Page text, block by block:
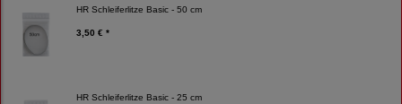
HR Schleiferlitze Basic - 50 cm
3,50 € *
HR Schleiferlitze Basic - 25 cm